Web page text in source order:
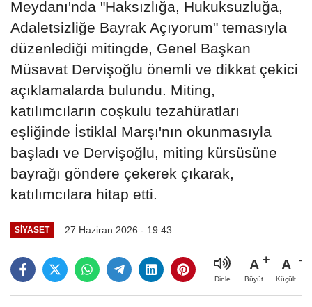
Meydanı'nda "Haksızlığa, Hukuksuzluğa,
Adaletsizliğe Bayrak Açıyorum" temasıyla
düzenlediği mitingde, Genel Başkan
Müsavat Dervişoğlu önemli ve dikkat çekici
açıklamalarda bulundu. Miting,
katılımcıların coşkulu tezahüratları
eşliğinde İstiklal Marşı'nın okunmasıyla
başladı ve Dervişoğlu, miting kürsüsüne
bayrağı göndere çekerek çıkarak,
katılımcılara hitap etti.
SIYASET 27 Haziran 2026 - 19:43
Dinle
A
Büyüt
A
Küçült